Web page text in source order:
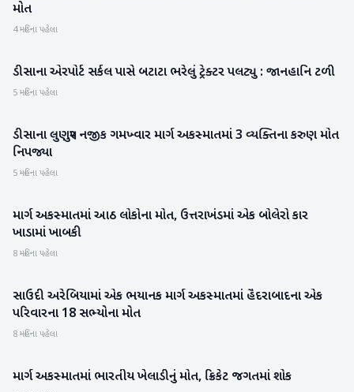
મોત
4 મહિના પહેલા
બનાસકાંઠા
ડીસાના એરપોર્ટ સર્કલ પાસે બટાટા ભરેલું ટ્રેક્ટર પલટ્યુ : જાનહાનિ ટળી
5 મહિના પહેલા
બનાસકાંઠા
ડીસાના લુણપુર નજીક ગમખ્વાર માર્ગ અકસ્માતમાં 3 વ્યક્તિના કરુણ મોત
નિપજ્યા
5 મહિના પહેલા
રાષ્ટ્રીય
માર્ગ અકસ્માતમાં આઠ લોકોના મોત, ઉત્તરાખંડમાં એક બોલેરો કાર
ખાડામાં ખાબકી
8 મહિના પહેલા
રાષ્ટ્રીય
સાઉદી અરેબિયામાં એક ભયાનક માર્ગ અકસ્માતમાં હૈદરાબાદના એક
પરિવારના 18 સભ્યોના મોત
8 મહિના પહેલા
રમતગમત
માર્ગ અકસ્માતમાં ભારતીય ખેલાડીનું મોત, ક્રિકેટ જગતમાં શોક